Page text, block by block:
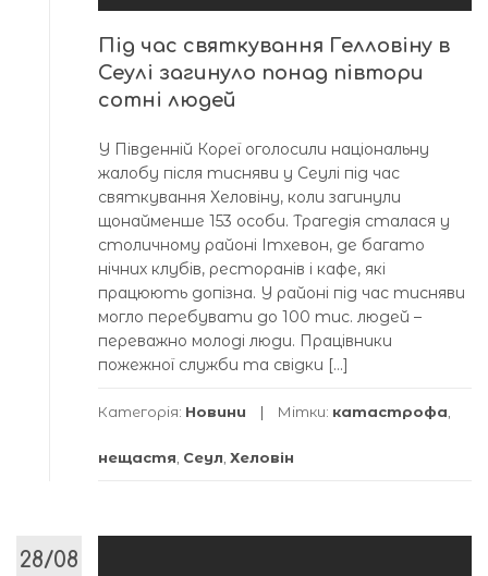
Під час святкування Гелловіну в
Сеулі загинуло понад півтори
сотні людей
У Південній Кореї оголосили національну
жалобу після тисняви у Сеулі під час
святкування Хеловіну, коли загинули
щонайменше 153 особи. Трагедія сталася у
столичному районі Ітхевон, де багато
нічних клубів, ресторанів і кафе, які
працюють допізна. У районі під час тисняви
могло перебувати до 100 тис. людей –
переважно молоді люди. Працівники
пожежної служби та свідки […]
Категорія: Новини Мітки: катастрофа
нещастя Сеул Хеловін
28/08